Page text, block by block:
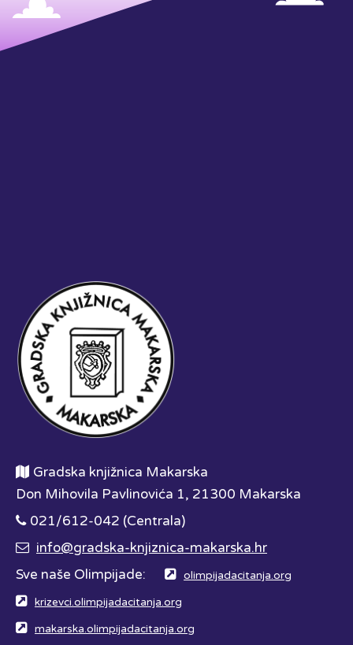
Gradska knjižnica Makarska
Don Mihovila Pavlinovića 1, 21300 Makarska
021/612-042 (Centrala)
info@gradska-knjiznica-makarska.hr
Sve naše Olimpijade:
olimpijadacitanja.org
krizevci.olimpijadacitanja.org
makarska.olimpijadacitanja.org